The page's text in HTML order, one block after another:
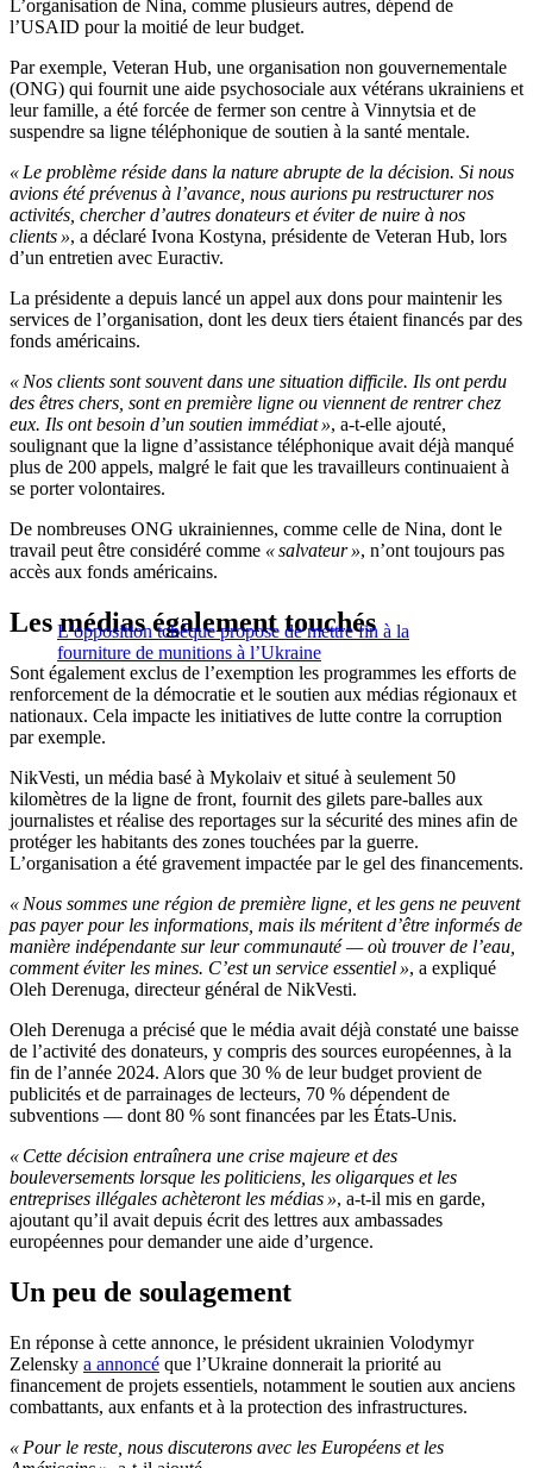
L’organisation de Nina, comme plusieurs autres, dépend de
l’USAID pour la moitié de leur budget.
Par exemple, Veteran Hub, une organisation non gouvernementale
(ONG) qui fournit une aide psychosociale aux vétérans ukrainiens et
leur famille, a été forcée de fermer son centre à Vinnytsia et de
suspendre sa ligne téléphonique de soutien à la santé mentale.
« Le problème réside dans la nature abrupte de la décision. Si nous
avions été prévenus à l’avance, nous aurions pu restructurer nos
activités, chercher d’autres donateurs et éviter de nuire à nos
clients », a déclaré Ivona Kostyna, présidente de Veteran Hub, lors
d’un entretien avec Euractiv.
La présidente a depuis lancé un appel aux dons pour maintenir les
services de l’organisation, dont les deux tiers étaient financés par des
fonds américains.
« Nos clients sont souvent dans une situation difficile. Ils ont perdu
des êtres chers, sont en première ligne ou viennent de rentrer chez
eux. Ils ont besoin d’un soutien immédiat », a-t-elle ajouté,
soulignant que la ligne d’assistance téléphonique avait déjà manqué
plus de 200 appels, malgré le fait que les travailleurs continuaient à
se porter volontaires.
De nombreuses ONG ukrainiennes, comme celle de Nina, dont le
travail peut être considéré comme « salvateur », n’ont toujours pas
accès aux fonds américains.
L’opposition tchèque propose de mettre fin à la
fourniture de munitions à l’Ukraine
Les médias également touchés
Sont également exclus de l’exemption les programmes les efforts de
renforcement de la démocratie et le soutien aux médias régionaux et
nationaux. Cela impacte les initiatives de lutte contre la corruption
par exemple.
NikVesti, un média basé à Mykolaiv et situé à seulement 50
kilomètres de la ligne de front, fournit des gilets pare-balles aux
journalistes et réalise des reportages sur la sécurité des mines afin de
protéger les habitants des zones touchées par la guerre.
L’organisation a été gravement impactée par le gel des financements.
« Nous sommes une région de première ligne, et les gens ne peuvent
pas payer pour les informations, mais ils méritent d’être informés de
manière indépendante sur leur communauté — où trouver de l’eau,
comment éviter les mines. C’est un service essentiel », a expliqué
Oleh Derenuga, directeur général de NikVesti.
Oleh Derenuga a précisé que le média avait déjà constaté une baisse
de l’activité des donateurs, y compris des sources européennes, à la
fin de l’année 2024. Alors que 30 % de leur budget provient de
publicités et de parrainages de lecteurs, 70 % dépendent de
subventions — dont 80 % sont financées par les États-Unis.
« Cette décision entraînera une crise majeure et des
bouleversements lorsque les politiciens, les oligarques et les
entreprises illégales achèteront les médias », a-t-il mis en garde,
ajoutant qu’il avait depuis écrit des lettres aux ambassades
européennes pour demander une aide d’urgence.
Un peu de soulagement
En réponse à cette annonce, le président ukrainien Volodymyr
Zelensky a annoncé que l’Ukraine donnerait la priorité au
financement de projets essentiels, notamment le soutien aux anciens
combattants, aux enfants et à la protection des infrastructures.
« Pour le reste, nous discuterons avec les Européens et les